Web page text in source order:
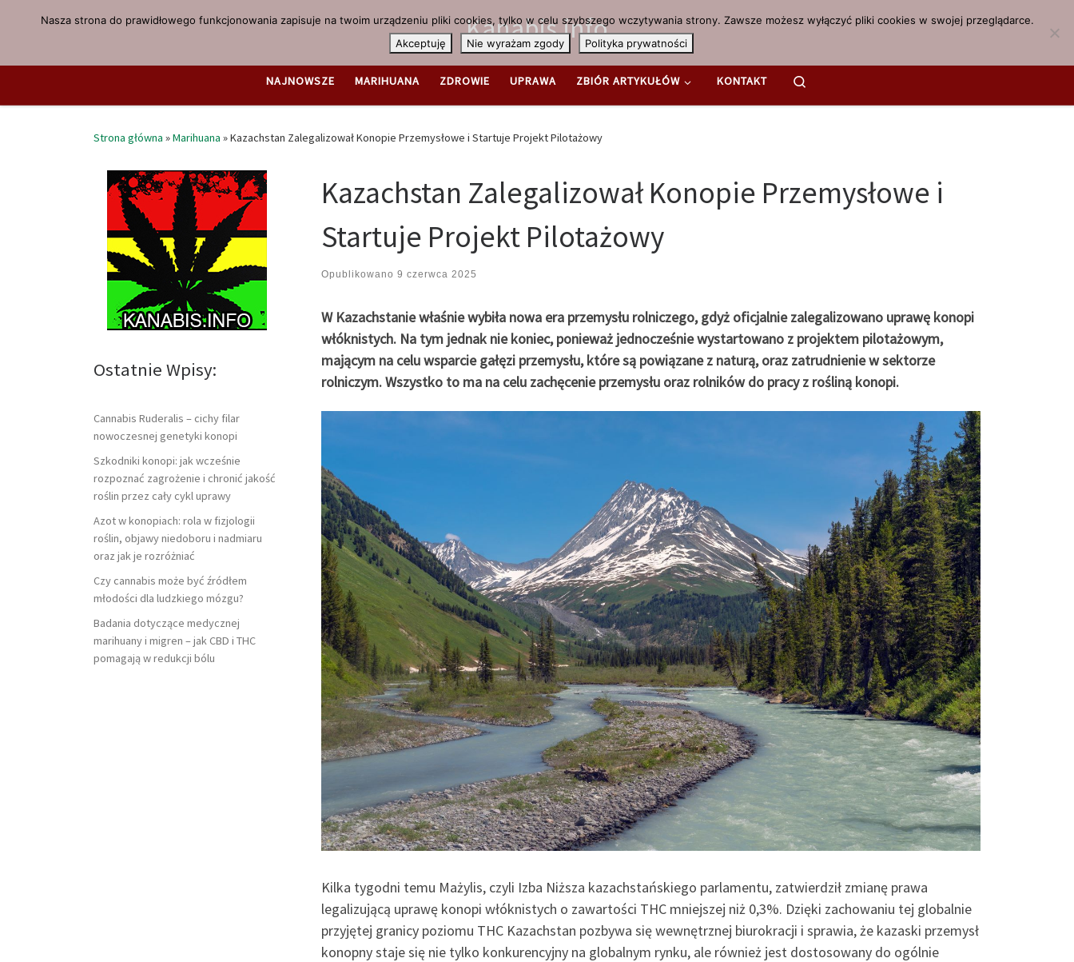
Przejdź do treści Kanabis.info
NAJNOWSZE MARIHUANA ZDROWIE UPRAWA ZBIÓR ARTYKUŁÓW KONTAKT
Strona główna »Marihuana »Kazachstan Zalegalizował Konopie Przemysłowe i Startuje Projekt Pilotażowy
Kazachstan Zalegalizował Konopie Przemysłowe i
Startuje Projekt Pilotażowy
Opublikowano 9 czerwca 2025
W Kazachstanie właśnie wybiła nowa era przemysłu rolniczego, gdyż oficjalnie zalegalizowano uprawę konopi
włóknistych. Na tym jednak nie koniec, ponieważ jednocześnie wystartowano z projektem pilotażowym,
mającym na celu wsparcie gałęzi przemysłu, które są powiązane z naturą, oraz zatrudnienie w sektorze
rolniczym. Wszystko to ma na celu zachęcenie przemysłu oraz rolników do pracy z rośliną konopi.
Kilka tygodni temu Mażylis, czyli Izba Niższa kazachstańskiego parlamentu, zatwierdził zmianę prawa
legalizującą uprawę konopi włóknistych o zawartości THC mniejszej niż 0,3%. Dzięki zachowaniu tej globalnie
przyjętej granicy poziomu THC Kazachstan pozbywa się wewnętrznej biurokracji i sprawia, że kazaski przemysł
konopny staje się nie tylko konkurencyjny na globalnym rynku, ale również jest dostosowany do ogólnie
Ostatnie Wpisy:
Cannabis Ruderalis – cichy filar
nowoczesnej genetyki konopi
Szkodniki konopi: jak wcześnie
rozpoznać zagrożenie i chronić jakość
roślin przez cały cykl uprawy
Azot w konopiach: rola w fizjologii
roślin, objawy niedoboru i nadmiaru
oraz jak je rozróżniać
Czy cannabis może być źródłem
młodości dla ludzkiego mózgu?
Badania dotyczące medycznej
marihuany i migren – jak CBD i THC
pomagają w redukcji bólu
Nasza strona do prawidłowego funkcjonowania zapisuje na twoim urządzeniu pliki cookies, tylko w celu szybszego wczytywania strony. Zawsze możesz wyłączyć pliki cookies w swojej przeglądarce.
Akceptuję
Nie wyrażam zgody Polityka prywatności